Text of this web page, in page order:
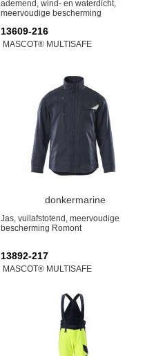
ademend, wind- en waterdicht,
meervoudige bescherming
13609-216
MASCOT® MULTISAFE
donkermarine
Jas, vuilafstotend, meervoudige
bescherming Romont
13892-217
MASCOT® MULTISAFE